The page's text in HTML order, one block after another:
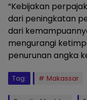
“Kebijakan
dari peningkatan
dari
mengurangi
penurunan angka
Tag: Makassar